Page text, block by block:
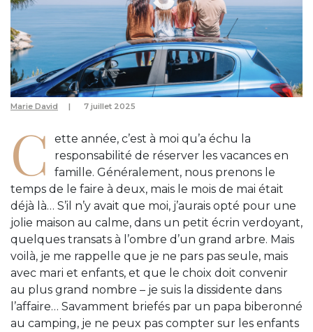
Marie David 7 juillet 2025
C
ette année, c’est à moi qu’a échu la
responsabilité de réserver les vacances en
famille. Généralement, nous prenons le
temps de le faire à deux, mais le mois de mai était
déjà là… S’il n’y avait que moi, j’aurais opté pour une
jolie maison au calme, dans un petit écrin verdoyant,
quelques transats à l’ombre d’un grand arbre. Mais
voilà, je me rappelle que je ne pars pas seule, mais
avec mari et enfants, et que le choix doit convenir
au plus grand nombre – je suis la dissidente dans
l’affaire… Savamment briefés par un papa biberonné
au camping, je ne peux pas compter sur les enfants